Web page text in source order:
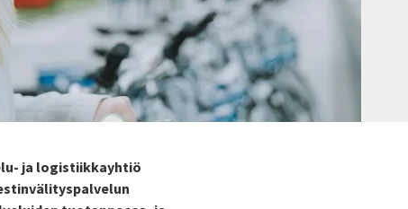
ja logistiikkayhtiö